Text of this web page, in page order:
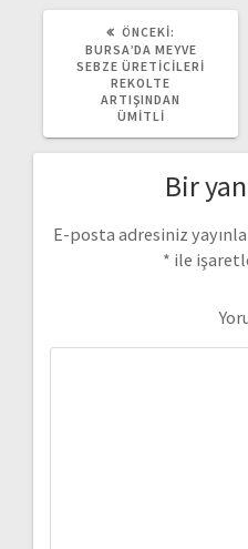
ÖNCEKI:
YAZI:
BURSA’DA MEYVE
SEBZE ÜRETICILERI
REKOLTE
ARTIŞINDAN
ÜMITLI
Bir
E-posta adresiniz
* ile